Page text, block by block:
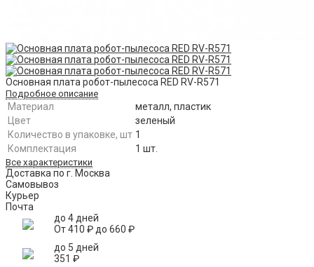
Основная плата робот-пылесоса RED RV-R571
Подробное описание
Материал
металл, пластик
Цвет
зеленый
Количество в упаковке, шт 1
Комплектация
1 шт.
Все характеристики
Доставка по г. Москва
Самовывоз
Курьер
Почта
до 4 дней
От410 ₽до 660 ₽
до 5 дней
351 ₽